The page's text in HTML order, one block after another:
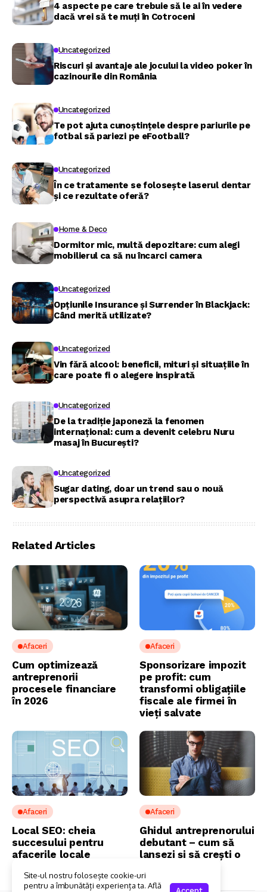
4 aspecte pe care trebuie să le ai în vedere
dacă vrei să te muți în Cotroceni
Uncategorized
Riscuri și avantaje ale jocului la video poker în
cazinourile din România
Uncategorized
Te pot ajuta cunoștințele despre pariurile pe
fotbal să pariezi pe eFootball?
Uncategorized
În ce tratamente se folosește laserul dentar
și ce rezultate oferă?
Home & Deco
Dormitor mic, multă depozitare: cum alegi
mobilierul ca să nu încarci camera
Uncategorized
Opțiunile Insurance și Surrender în Blackjack:
Când merită utilizate?
Uncategorized
Vin fără alcool: beneficii, mituri și situațiile în
care poate fi o alegere inspirată
Uncategorized
De la tradiție japoneză la fenomen
internațional: cum a devenit celebru Nuru
masaj în București?
Uncategorized
Sugar dating, doar un trend sau o nouă
perspectivă asupra relațiilor?
Related Articles
Afaceri
Cum optimizează
antreprenorii
procesele financiare
în 2026
Afaceri
Sponsorizare impozit
pe profit: cum
transformi obligațiile
fiscale ale firmei în
vieți salvate
Afaceri
Local SEO: cheia
succesului pentru
afacerile locale
Afaceri
Ghidul antreprenorului
debutant – cum să
lansezi și să crești o
Site-ul nostru folosește cookie-uri
pentru a îmbunătăți experiența ta. Află